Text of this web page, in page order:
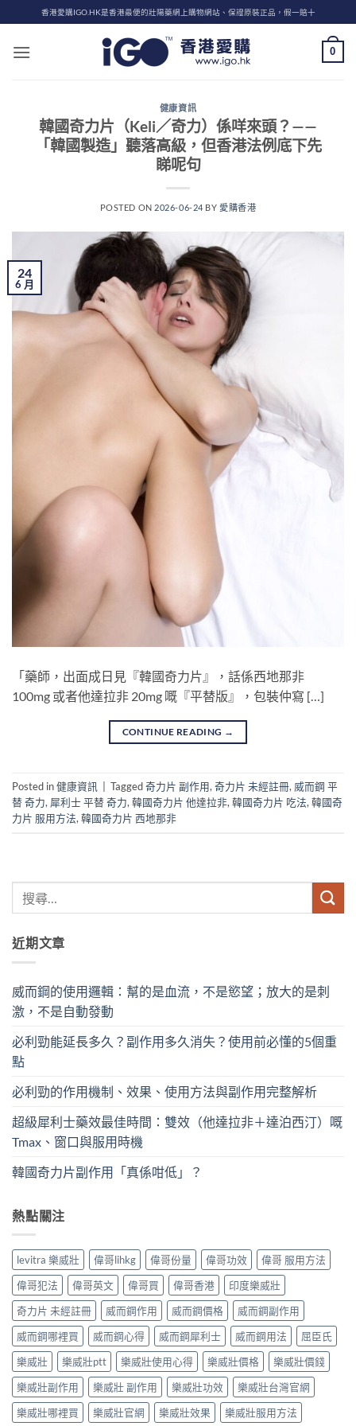
to
content
香港愛購IGO.HK是香港最便的壯陽藥網上購物網站、保證原裝正品，假一賠十
0
健康資訊
韓國奇力片（Keli／奇力）係咩來頭？——
「韓國製造」聽落高級，但香港法例底下先
睇呢句
POSTED ON 2026-06-24 BY愛購香港
24
6 月
「藥師，出面成日見『韓國奇力片』，話係西地那非
100mg​ 或者他達拉非 20mg​ 嘅『平替版』，包裝仲寫 […]
CONTINUE READING →
Posted in健康資訊 Tagged奇力片 副作用,奇力片 未經註冊, 威而鋼 平
替 奇力, 犀利士 平替 奇力,韓國奇力片 他達拉非,韓國奇力片 吃法,韓國奇
力片 服用方法,韓國奇力片 西地那非
近期文章
威而鋼的使用邏輯：幫的是血流，不是慾望；放大的是刺
激，不是自動發動
必利勁能延長多久？副作用多久消失？使用前必懂的5個重
點
必利勁的作用機制、效果、使用方法與副作用完整解析
超級犀利士藥效最佳時間：雙效（他達拉非＋達泊西汀）嘅
Tmax、窗口與服用時機
韓國奇力片副作用「真係咁低」？
熱點關注
levitra 樂威壯 偉哥lihkg 偉哥份量 偉哥功效
偉哥 服用方法
偉哥犯法
偉哥英文 偉哥買 偉哥香港
印度樂威壯
奇力片 未經註冊
威而鋼作用 威而鋼價格
威而鋼副作用
威而鋼哪裡買
威而鋼心得 威而鋼犀利士 威而鋼用法
屈臣氏
樂威壯
樂威壯ptt 樂威壯使用心得 樂威壯價格
樂威壯價錢
樂威壯副作用
樂威壯 副作用 樂威壯功效
樂威壯台灣官網
樂威壯哪裡買
樂威壯官網 樂威壯效果 樂威壯服用方法